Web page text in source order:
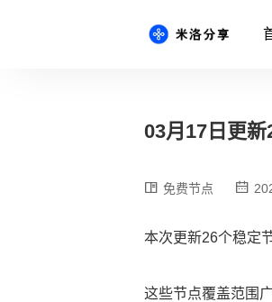
03月17日更
免费节点
本次更新26个稳定
这些节点覆盖范围